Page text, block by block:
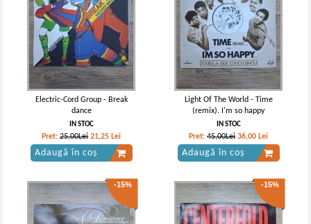
Electric-Cord Group - Break
dance
IN STOC
Pret:25,00Lei 21,25 Lei
Adaugă în coș
Light Of The World - Time
(remix). I'm so happy
IN STOC
Pret:45,00Lei 36,00 Lei
Adaugă în coș
-15% -15%